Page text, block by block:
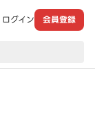
ログイン 会員登録